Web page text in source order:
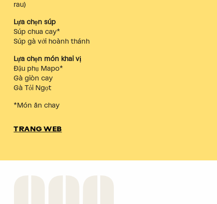
rau)
Lựa chọn súp
Súp chua cay*
Súp gà với hoành thánh
Lựa chọn món khai vị
Đậu phụ Mapo*
Gà giòn cay
Gà Tỏi Ngọt
*Món ăn chay
TRANG WEB